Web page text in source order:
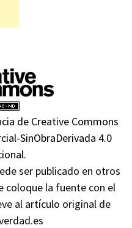
de Creative Commons
SinObraDerivada 4.0
.
ser publicado en otros
coloque la fuente con el
al artículo original de